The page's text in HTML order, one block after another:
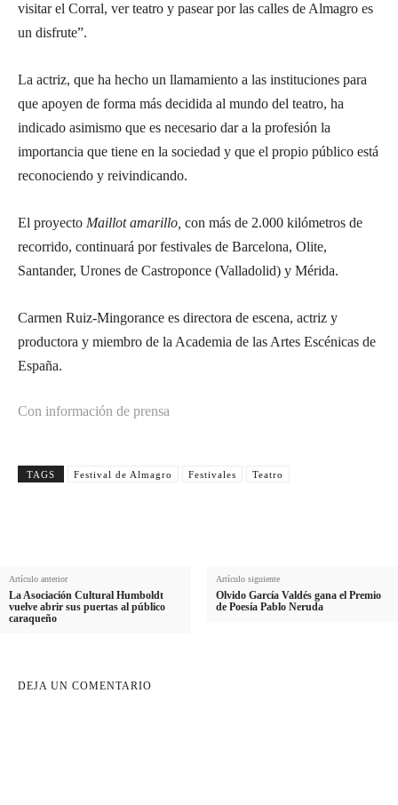
visitar el Corral, ver teatro y pasear por las calles de Almagro es
un disfrute”.
La actriz, que ha hecho un llamamiento a las instituciones para
que apoyen de forma más decidida al mundo del teatro, ha
indicado asimismo que es necesario dar a la profesión la
importancia que tiene en la sociedad y que el propio público está
reconociendo y reivindicando.
El proyecto Maillot amarillo, con más de 2.000 kilómetros de
recorrido, continuará por festivales de Barcelona, Olite,
Santander, Urones de Castroponce (Valladolid) y Mérida.
Carmen Ruiz-Mingorance es directora de escena, actriz y
productora y miembro de la Academia de las Artes Escénicas de
España.
Con información de prensa
TAGS Festival de Almagro Festivales Teatro
Artículo anterior
La Asociación Cultural Humboldt
vuelve abrir sus puertas al público
caraqueño
Artículo siguiente
Olvido García Valdés gana el Premio
de Poesía Pablo Neruda
DEJA UN COMENTARIO